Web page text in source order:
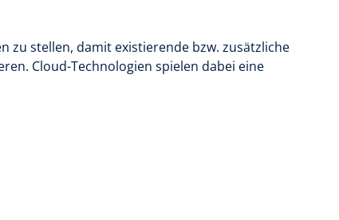
zu stellen, damit existierende bzw. zusätzliche
Cloud-Technologien spielen dabei eine